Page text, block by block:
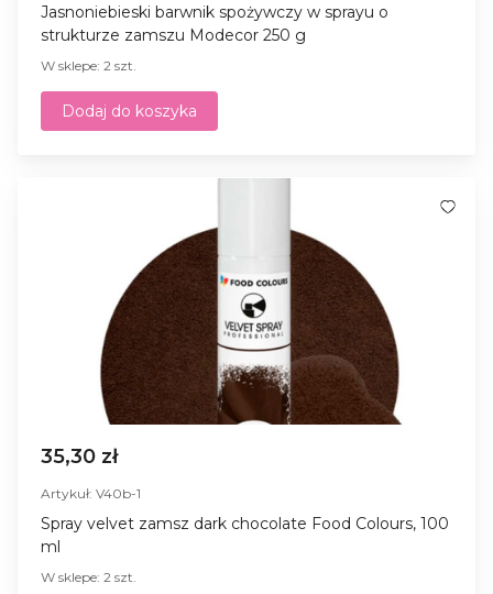
Jasnoniebieski barwnik spożywczy w sprayu o
strukturze zamszu Modecor 250 g
W sklepe: 2 szt.
Dodaj do koszyka
35,30 zł
Artykuł: V40b-1
Spray velvet zamsz dark chocolate Food Colours, 100
ml
W sklepe: 2 szt.